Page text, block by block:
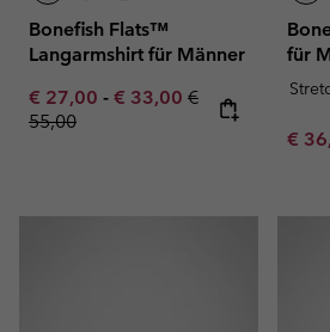
Bonefish Flats™
Langarmshirt für Männer
Minimum sale price:
€ 27,00 - Maximum sale price:
€ 33,00 Regular price:
€
55,00
für
€